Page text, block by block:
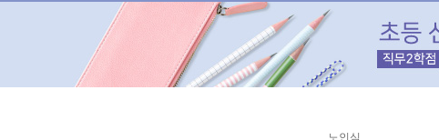
노인심